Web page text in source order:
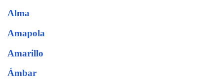
Alma
Amapola
Amarillo
Ámbar